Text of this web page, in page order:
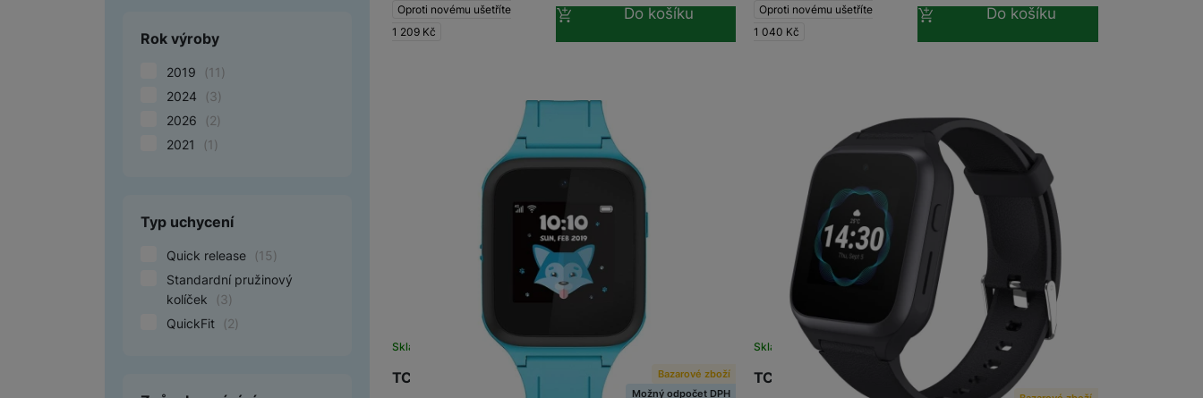
Rok výroby
2019 (11 )
2024
(3)
2026
(2)
2021
(1 )
Typ uchycení
Quick release (15)
Standardní pružinový
kolíček
(3)
QuickFit
(2)
Oproti novému ušetříte
1 209 Kč
Do košíku
Oproti novému ušetříte
1 040 Kč
Do košíku
TCL MOVETIME Family Watch 40 Blue
Skladem
Bazarové zboží
Možný odpočet DPH
TCL MOVETIME Family Watch 40 Black S
Skladem